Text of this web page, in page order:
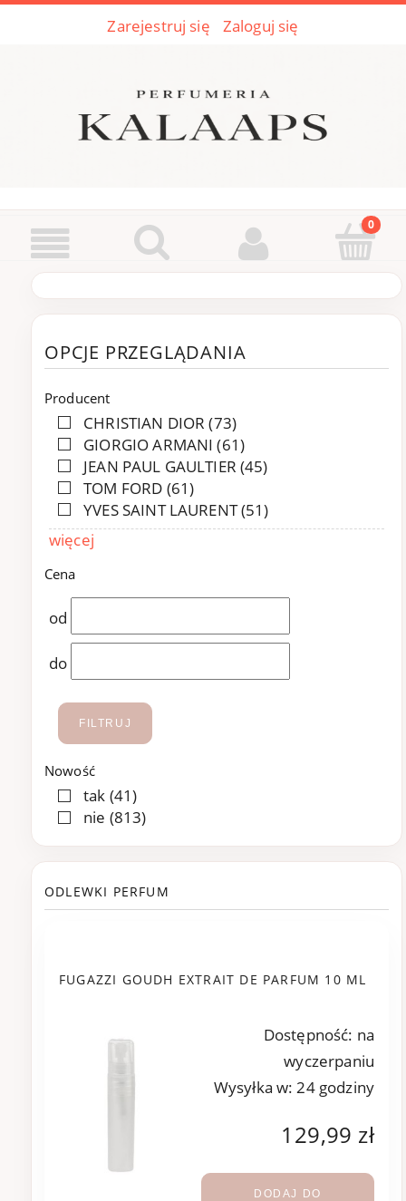
Zarejestruj się Zaloguj się
OPCJE PRZEGLĄDANIA
Producent
CHRISTIAN DIOR (73)
GIORGIO ARMANI (61)
JEAN PAUL GAULTIER (45)
TOM FORD (61)
YVES SAINT LAURENT(51)
więcej
Cena
od
do
FILTRUJ
Nowość
tak (41)
nie (813)
ODLEWKI PERFUM
FUGAZZI GOUDH EXTRAIT DE PARFUM 10 ML
Dostępność: na
wyczerpaniu
Wysyłka w: 24 godziny
129,99 zł
DODAJ DO